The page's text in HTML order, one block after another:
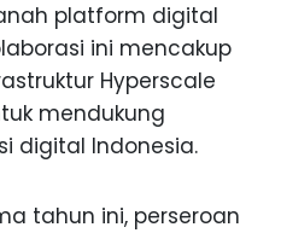
platform digital
ini mencakup
Hyperscale
mendukung
digital Indonesia.
tahun ini, perseroan